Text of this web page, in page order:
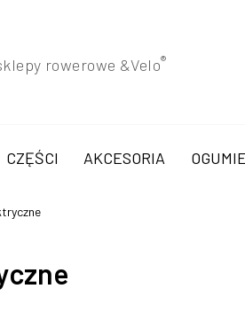
rowerowe &Velo®
CZĘŚCI AKCESORIA